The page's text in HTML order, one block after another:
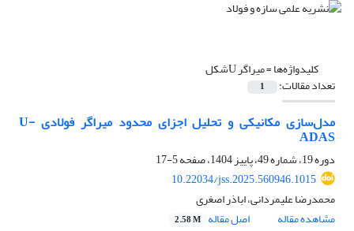
کلیدواژه‌ها =میراگر Uشکل
تعداد مقالات: 1
مدل‌سازی مکانیکی و تحلیل اجزای محدود میراگر فولادی U-
ADAS
دوره 19، شماره 49، پاییز 1404، صفحه
5-17
10.22034/jss.2025.560946.1015
محمدرضا علیمردانی، اباذر اصغری
مشاهده مقاله
اصل مقاله 2.58 M